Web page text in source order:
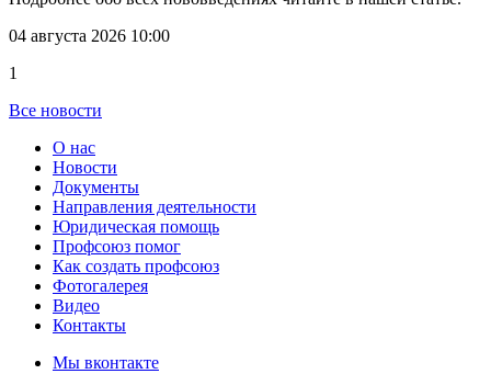
04 августа 2026 10:00
1
Все новости
О нас
Новости
Документы
Направления деятельности
Юридическая помощь
Профсоюз помог
Как создать профсоюз
Фотогалерея
Видео
Контакты
Мы вконтакте